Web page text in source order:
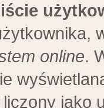
online.
jako